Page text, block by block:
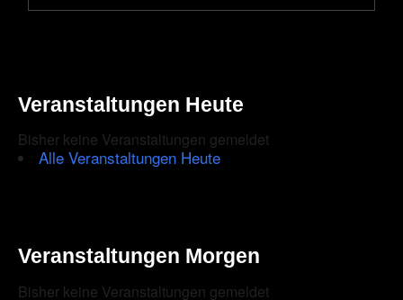
Bärenstarker
in
der
Hafenbar
Veranstaltungen Heute
Bisher keine Veranstaltungen gemeldet
Alle Veranstaltungen Heute
Veranstaltungen Morgen
Bisher keine Veranstaltungen gemeldet